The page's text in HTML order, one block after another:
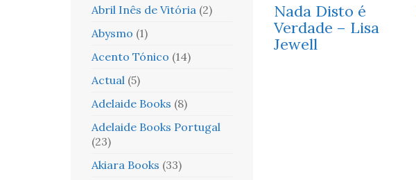
Nada Disto é
Verdade – Lisa
Jewell
Abril Inês de Vitória (2)
Abysmo (1)
Acento Tónico (14)
Actual (5)
Adelaide Books (8)
Adelaide Books Portugal
(23)
Akiara Books (33)